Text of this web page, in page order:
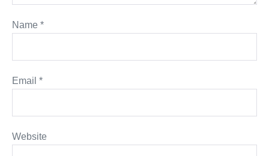
Name *
Email *
Website